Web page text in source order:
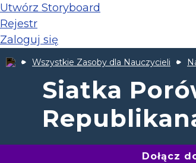
Utwórz Storyboard
Rejestr
Zaloguj się
Wszystkie Zasoby dla Nauczycieli
Siatka
Dołącz